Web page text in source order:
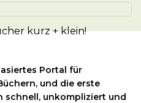
Portal für
und die erste
schnell, unkompliziert und